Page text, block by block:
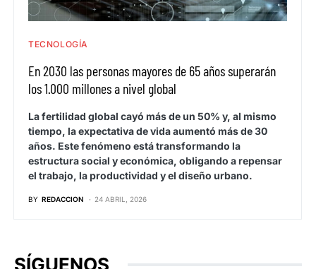
TECNOLOGÍA
En 2030 las personas mayores de 65 años superarán
los 1.000 millones a nivel global
La fertilidad global cayó más de un 50% y, al mismo
tiempo, la expectativa de vida aumentó más de 30
años. Este fenómeno está transformando la
estructura social y económica, obligando a repensar
el trabajo, la productividad y el diseño urbano.
BY REDACCION 24 ABRIL, 2026
SÍGUENOS